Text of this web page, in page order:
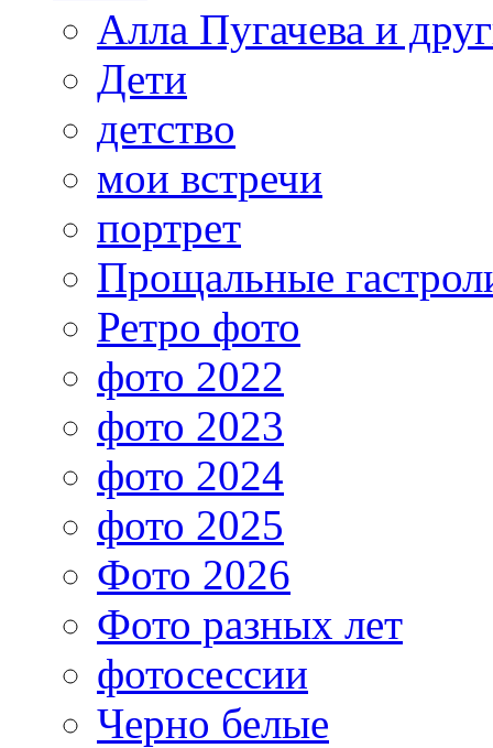
Алла Пугачева и
Дети
детство
мои встречи
портрет
Прощальные
Ретро фото
фото 2022
фото 2023
фото 2024
фото 2025
Фото 2026
Фото разных лет
фотосессии
Черно белые